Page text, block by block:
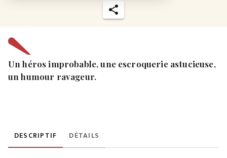
Un héros improbable, une escroquerie astucieuse,
un humour ravageur.
DESCRIPTIF DÉTAILS